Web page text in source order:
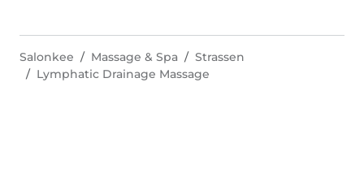
Salonkee Massage & Spa
Strassen
Lymphatic Drainage Massage